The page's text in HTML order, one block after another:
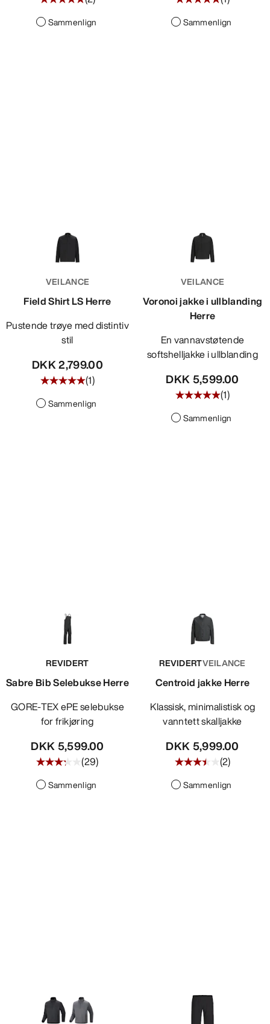
Sammenlign Sammenlign
VEILANCE
Field Shirt LS Herre
Pustende trøye med distintiv
stil
DKK 2,799.00
(1)
Sammenlign
VEILANCE
Voronoi jakke i ullblanding
Herre
En vannavstøtende
softshelljakke i ullblanding
DKK 5,599.00
(1)
Sammenlign
REVIDERT
Sabre Bib Selebukse Herre
GORE-TEX ePE selebukse
for frikjøring
DKK 5,599.00
(29)
Sammenlign
REVIDERTVEILANCE
Centroid jakke Herre
Klassisk, minimalistisk og
vanntett skalljakke
DKK 5,999.00
(2)
Sammenlign